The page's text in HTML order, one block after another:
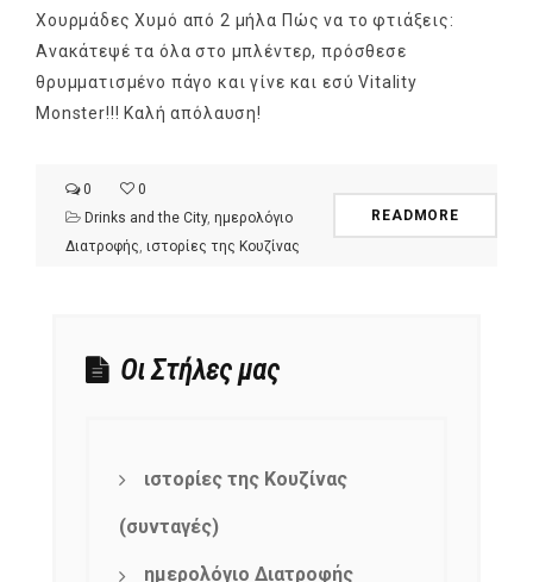
Χουρμάδες Χυμό από 2 μήλα Πώς να το φτιάξεις:
Ανακάτεψέ τα όλα στο μπλέντερ, πρόσθεσε
θρυμματισμένο πάγο και γίνε και εσύ Vitality
Monster!!! Καλή απόλαυση!
0
0
Drinks and the City, ημερολόγιο
Διατροφής ιστορίες της Κουζίνας
READMORE
Οι Στήλες μας
ιστορίες της Κουζίνας
(συνταγές)
ημερολόγιο Διατροφής